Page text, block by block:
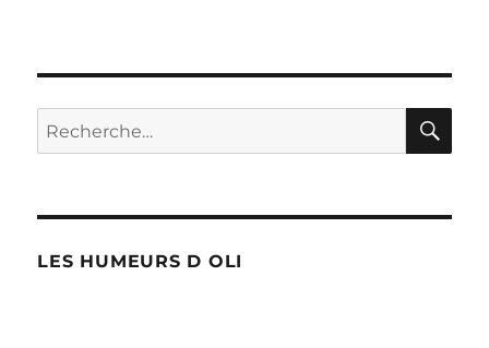
Recherche
pour :
LES HUMEURS D OLI